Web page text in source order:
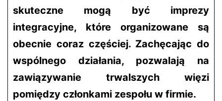
skuteczne mogą być imprezy
integracyjne, które organizowane są
obecnie coraz częściej. Zachęcając do
wspólnego działania, pozwalają na
zawiązywanie trwalszych więzi
pomiędzy członkami zespołu w firmie.